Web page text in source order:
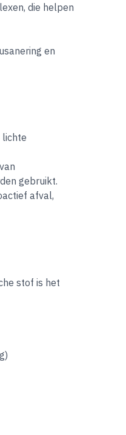
die helpen
en
lichte
gebruikt.
afval,
stof is het